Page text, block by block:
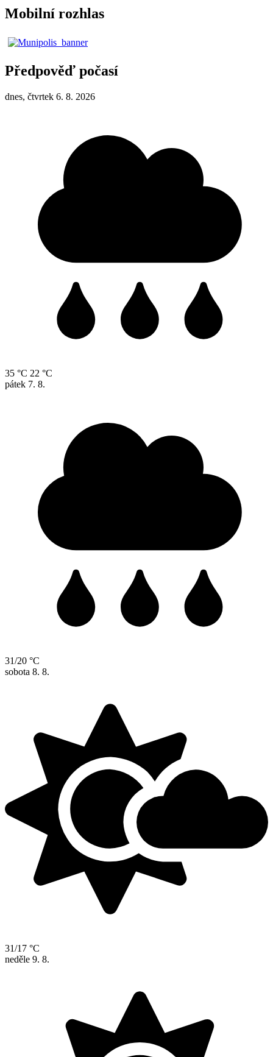
Mobilní rozhlas
Předpověď počasí
dnes, čtvrtek 6. 8. 2026
35 °C 22 °C
pátek 7. 8.
31/20 °C
sobota 8. 8.
31/17 °C
neděle 9. 8.